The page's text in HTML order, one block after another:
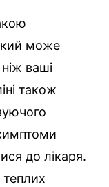
може
ваші
також
до лікаря.